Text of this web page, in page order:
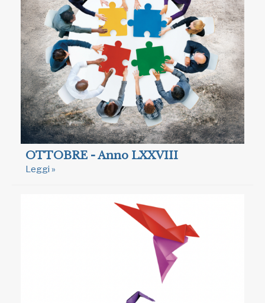
OTTOBRE - Anno LXXVIII
Leggi »